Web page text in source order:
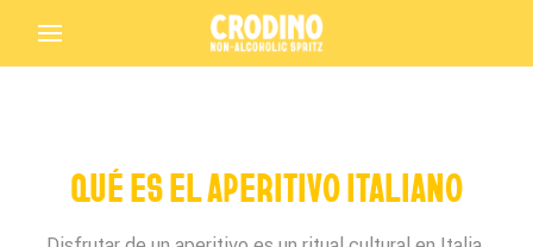
QUÉ ES EL APERITIVO ITALIANO